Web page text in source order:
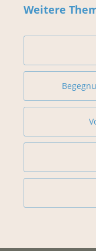
Weitere